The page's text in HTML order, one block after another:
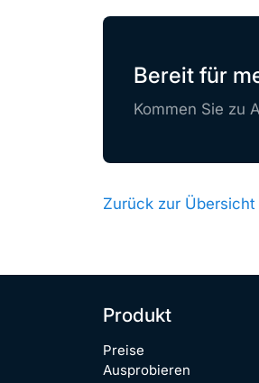
Bereit für
Kommen Sie zu
Zurück zur Übersicht
Produkt
Preise
Ausprobieren